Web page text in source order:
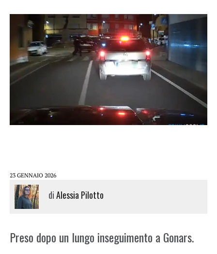
23 GENNAIO 2026
diAlessia Pilotto
Preso dopo un lungo inseguimento a Gonars.